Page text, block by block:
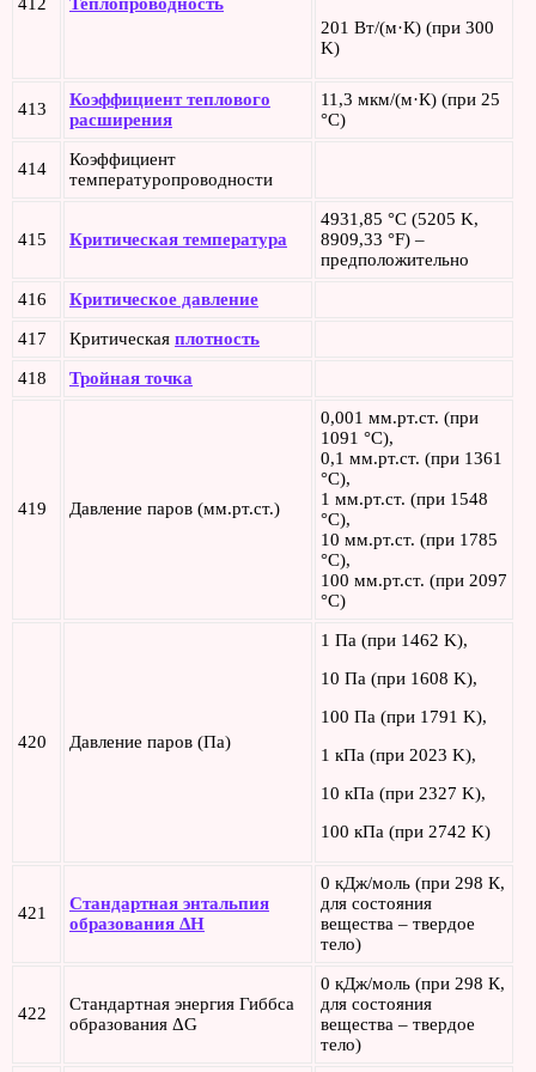
201 Вт/(м·К) (при 300
K)
413
Коэффициент теплового
расширения
11,3 мкм/(м·К) (при 25
°С)
414
Коэффициент
температуропроводности
415 Критическая температура
4931,85 °C (5205 K,
8909,33 °F) –
предположительно
416 Критическое давление
417 Критическая плотность
418 Тройная точка
419 Давление паров (мм.рт.ст.)
0,001 мм.рт.ст. (при
1091 °C),
0,1 мм.рт.ст. (при 1361
°C),
1 мм.рт.ст. (при 1548
°C),
10 мм.рт.ст. (при 1785
°C),
100 мм.рт.ст. (при 2097
°C)
420 Давление паров (Па)
1 Па (при 1462 K),
10 Па (при 1608 K),
100 Па (при 1791 K),
1 кПа (при 2023 K),
10 кПа (при 2327 K),
100 кПа (при 2742 K)
421
Стандартная энтальпия
образования ΔH
0 кДж/моль (при 298 К,
для состояния
вещества – твердое
тело)
422
Стандартная энергия Гиббса
образования ΔG
0 кДж/моль (при 298 К,
для состояния
вещества – твердое
тело)